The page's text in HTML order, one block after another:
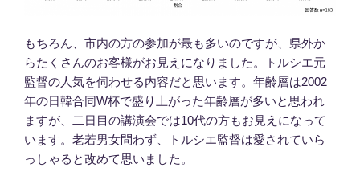
もちろん、市内の方の参加が最も多いのですが、県外か
らたくさんのお客様がお見えになりました。トルシエ元
監督の人気を伺わせる内容だと思います。年齢層は2002
年の日韓合同W杯で盛り上がった年齢層が多いと思われ
ますが、二日目の講演会では10代の方もお見えになって
います。老若男女問わず、トルシエ監督は愛されていら
っしゃると改めて思いました。